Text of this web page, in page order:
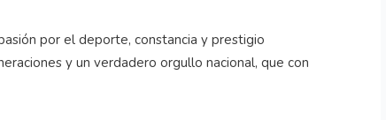
por el deporte, constancia y prestigio
y un verdadero orgullo nacional, que con